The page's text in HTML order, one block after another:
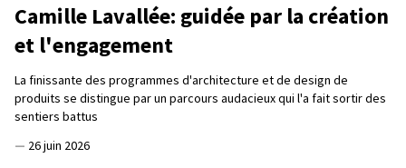
Camille Lavallée: guidée par la création
et l'engagement
La finissante des programmes d'architecture et de design de
produits se distingue par un parcours audacieux qui l'a fait sortir des
sentiers battus
— 26 juin 2026